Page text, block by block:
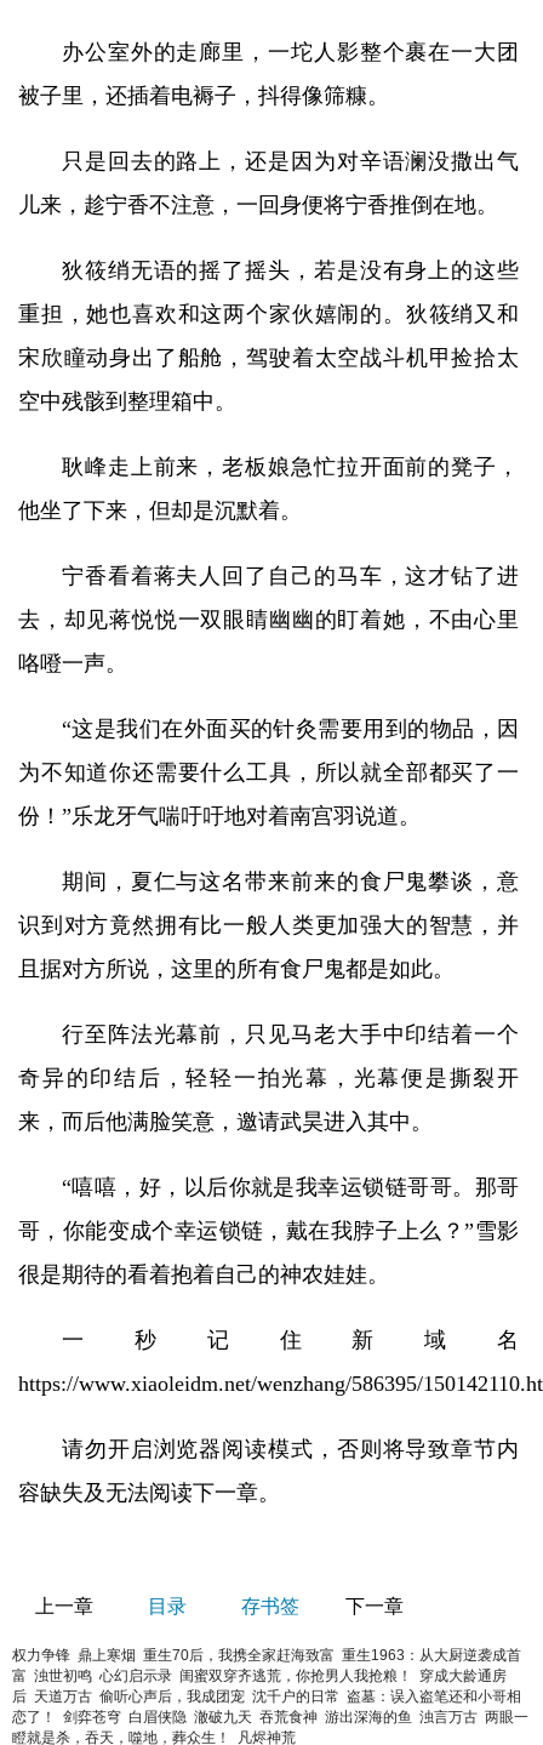
办公室外的走廊里，一坨人影整个裹在一大团
被子里，还插着电褥子，抖得像筛糠。
只是回去的路上，还是因为对辛语澜没撒出气
儿来，趁宁香不注意，一回身便将宁香推倒在地。
狄筱绡无语的摇了摇头，若是没有身上的这些
重担，她也喜欢和这两个家伙嬉闹的。狄筱绡又和
宋欣瞳动身出了船舱，驾驶着太空战斗机甲捡拾太
空中残骸到整理箱中。
耿峰走上前来，老板娘急忙拉开面前的凳子，
他坐了下来，但却是沉默着。
宁香看着蒋夫人回了自己的马车，这才钻了进
去，却见蒋悦悦一双眼睛幽幽的盯着她，不由心里
咯噔一声。
“这是我们在外面买的针灸需要用到的物品，因
为不知道你还需要什么工具，所以就全部都买了一
份！”乐龙牙气喘吁吁地对着南宫羽说道。
期间，夏仁与这名带来前来的食尸鬼攀谈，意
识到对方竟然拥有比一般人类更加强大的智慧，并
且据对方所说，这里的所有食尸鬼都是如此。
行至阵法光幕前，只见马老大手中印结着一个
奇异的印结后，轻轻一拍光幕，光幕便是撕裂开
来，而后他满脸笑意，邀请武昊进入其中。
“嘻嘻，好，以后你就是我幸运锁链哥哥。那哥
哥，你能变成个幸运锁链，戴在我脖子上么？”雪影
很是期待的看着抱着自己的神农娃娃。
一秒记住新域名
https://www.xiaoleidm.net/wenzhang/586395/
请勿开启浏览器阅读模式，否则将导致章节内
容缺失及无法阅读下一章。
上一章 目录 存书签 下一章
权力争锋 鼎上寒烟 重生70后，我携全家赶海致富 重生1963：从大厨逆袭成首
富 浊世初鸣 心幻启示录 闺蜜双穿齐逃荒，你抢男人我抢粮！
穿成大龄通房
后 天道万古 偷听心声后，我成团宠 沈千户的日常 盗墓：误入盗笔还和小哥相
恋了！
剑弈苍穹 白眉侠隐 澈破九天 吞荒食神 游出深海的鱼 浊言万古 两眼一
瞪就是杀，吞天，噬地，葬众生！
凡烬神荒